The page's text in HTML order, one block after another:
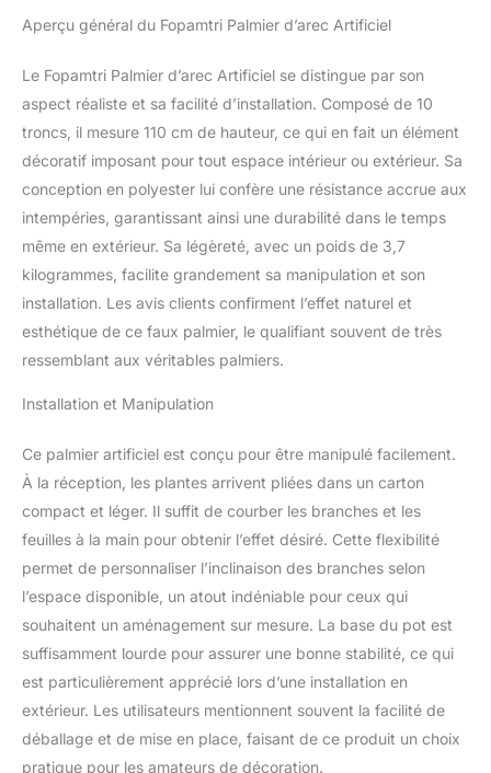
Vous oubliez toujours
Fatigué des plantes mortes ?
Essayez ceci ! Impossible de
Pas besoin de l'arroser
quotidiennement ou d'offrir
une attention particulière
ROBUSTE ET AJUSTABLE：
Notre Dypsis lutescens
équipé de fils métalliques
intérieurs robustes, vous
pouvez ajuster le tronc à la
forme que vous aimez, sans
craindre que le tronc ne se
brise MATÉRIAU DE QUALITÉ
et de qualité supérieure, la
base est en ciment solide qui,
pour empêcher les enfants,
les animaux de compagnie de
le renverser 110 cm de haut
diamètre * 13 cm de hauteur),
10 troncs réalistes amovibles,
faciles à assembler et légers,
il peut être placé et transporté
désirez
Aperçu général du Fopamtri Palmier d’arec Artificiel
Le Fopamtri Palmier d’arec Artificiel se distingue par son
aspect réaliste et sa facilité d’installation. Composé de 10
troncs, il mesure 110 cm de hauteur, ce qui en fait un élément
décoratif imposant pour tout espace intérieur ou extérieur. Sa
conception en polyester lui confère une résistance accrue aux
intempéries, garantissant ainsi une durabilité dans le temps
même en extérieur. Sa légèreté, avec un poids de 3,7
kilogrammes, facilite grandement sa manipulation et son
installation. Les avis clients confirment l’effet naturel et
esthétique de ce faux palmier, le qualifiant souvent de très
ressemblant aux véritables palmiers.
Installation et Manipulation
Ce palmier artificiel est conçu pour être manipulé facilement.
À la réception, les plantes arrivent pliées dans un carton
compact et léger. Il suffit de courber les branches et les
feuilles à la main pour obtenir l’effet désiré. Cette flexibilité
permet de personnaliser l’inclinaison des branches selon
l’espace disponible, un atout indéniable pour ceux qui
souhaitent un aménagement sur mesure. La base du pot est
suffisamment lourde pour assurer une bonne stabilité, ce qui
est particulièrement apprécié lors d’une installation en
extérieur. Les utilisateurs mentionnent souvent la facilité de
déballage et de mise en place, faisant de ce produit un choix
pratique pour les amateurs de décoration.